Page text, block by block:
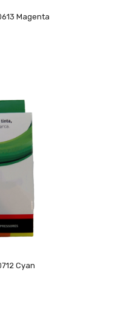
Magenta
Cyan